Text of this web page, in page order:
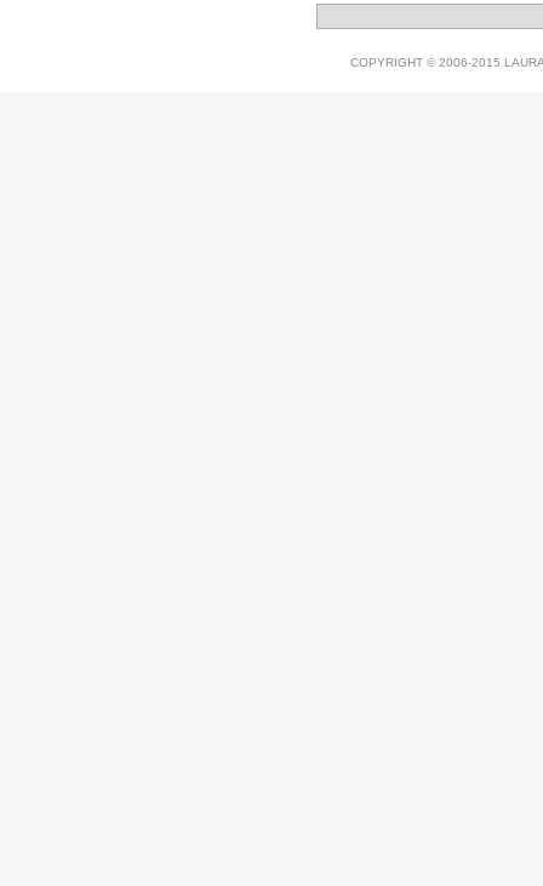
COPYRIGHT © 2006-2015